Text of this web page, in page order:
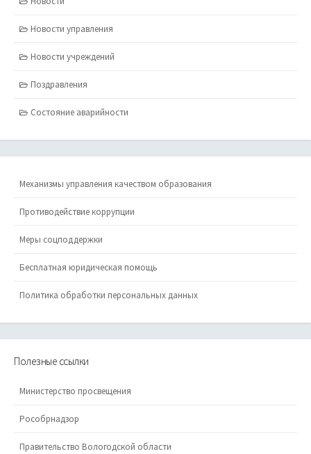
Новости управления
Новости учреждений
Поздравления
Состояние аварийности
Механизмы управления качеством образования
Противодействие коррупции
Меры соцподдержки
Бесплатная юридическая помощь
Политика обработки персональных данных
Полезные ссылки
Министерство просвещения
Рособрнадзор
Правительство Вологодской области